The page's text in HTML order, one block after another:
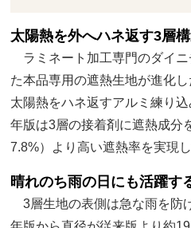
太陽熱を外へハネ返す3層構
ラミネート加工専門のダイ
た本品専用の遮熱生地が進化
太陽熱をハネ返すアルミ練り
年版は3層の接着剤に遮熱成分
7.8%）より高い遮熱率を実現し
晴れのち雨の日にも活躍す
3層生地の表側は急な雨を防